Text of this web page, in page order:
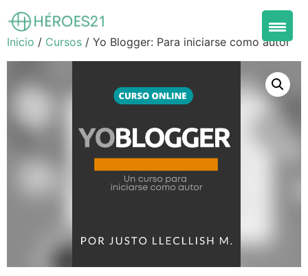
Inicio / Cursos / Yo Blogger: Para iniciarse como autor